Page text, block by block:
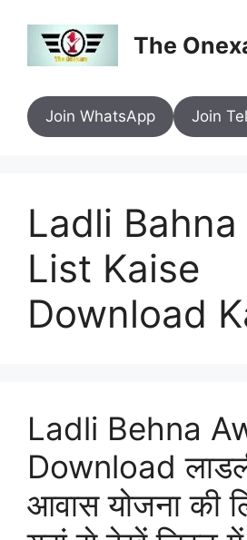
content
The
Join WhatsApp Join
Ladli Bahna
List Kaise
Download
Ladli Behna
Download
आवास योजना की